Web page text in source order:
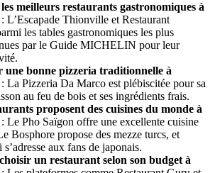
meilleurs restaurants gastronomiques à
L’Escapade Thionville et Restaurant
les tables gastronomiques les plus
par le Guide MICHELIN pour leur
une bonne pizzeria traditionnelle à
La Pizzeria Da Marco est plébiscitée pour sa
au feu de bois et ses ingrédients frais.
proposent des cuisines du monde à
Le Pho Saïgon offre une excellente cuisine
Bosphore propose des mezze turcs, et
aux fans de japonais.
un restaurant selon son budget à